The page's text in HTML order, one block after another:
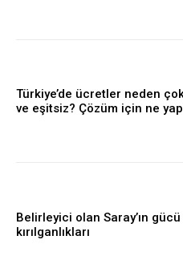
Türkiye’de ücretler neden
ve eşitsiz? Çözüm için ne
Belirleyici olan Saray’ın
kırılganlıkları